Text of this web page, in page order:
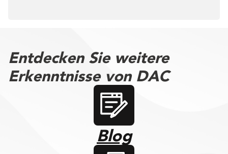
Entdecken Sie weitere
Erkenntnisse von DAC
Blog